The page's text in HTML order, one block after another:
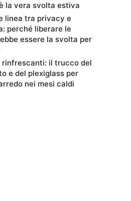
la vera svolta estiva
linea tra privacy e
perché liberare le
essere la svolta per
rinfrescanti: il trucco del
e del plexiglass per
nei mesi caldi